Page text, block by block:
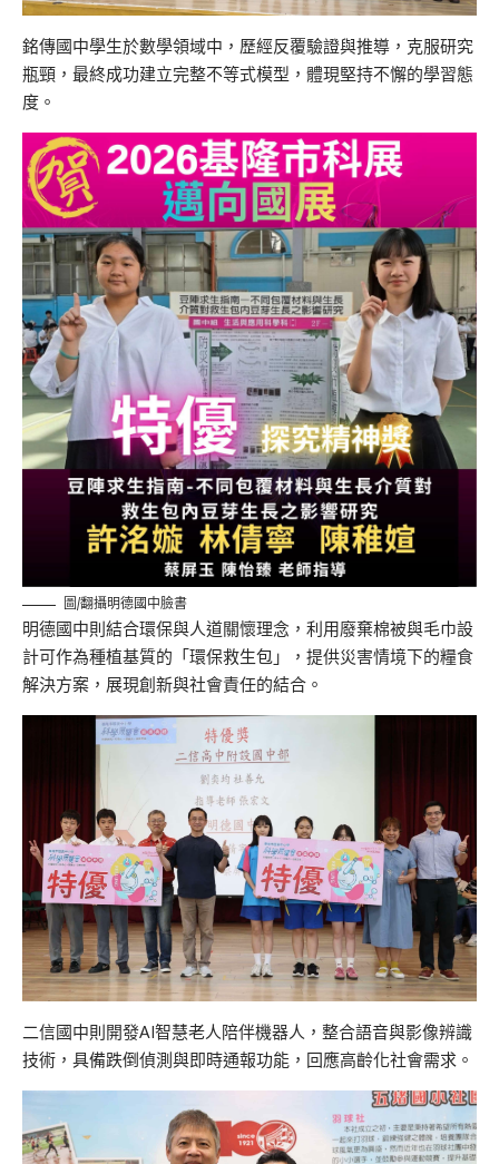
銘傳國中學生於數學領域中，歷經反覆驗證與推導，克服研究
瓶頸，最終成功建立完整不等式模型，體現堅持不懈的學習態
度。
圖/翻攝明德國中臉書
明德國中則結合環保與人道關懷理念，利用廢棄棉被與毛巾設
計可作為種植基質的「環保救生包」，提供災害情境下的糧食
解決方案，展現創新與社會責任的結合。
二信國中則開發AI智慧老人陪伴機器人，整合語音與影像辨識
技術，具備跌倒偵測與即時通報功能，回應高齡化社會需求。